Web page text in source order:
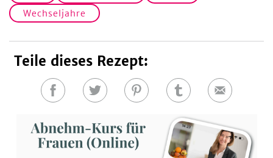
Wechseljahre
Teile dieses Rezept:
Auf
teilen
Auf
teilen
Auf
teilen
Auf
teilen
E-